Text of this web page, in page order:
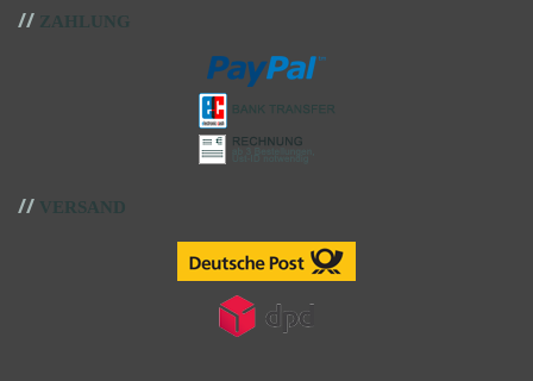
// ZAHLUNG
// VERSAND